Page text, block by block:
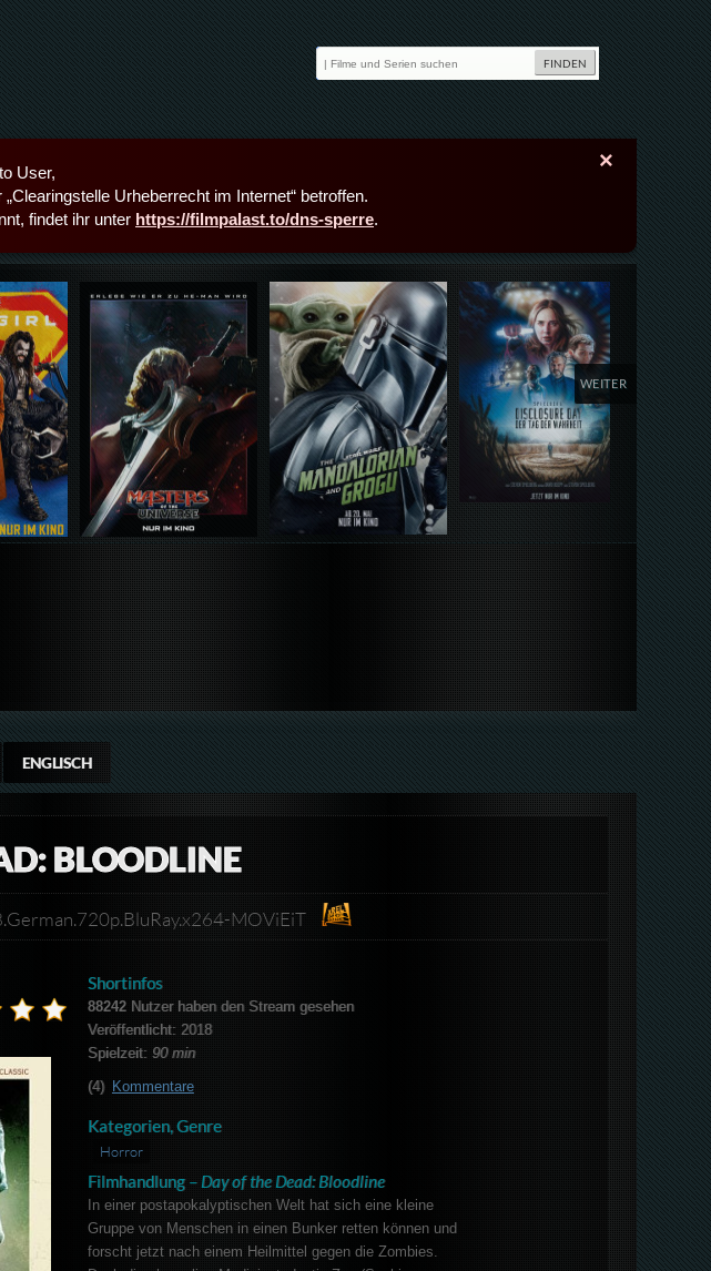
×
User,
Urheberrecht im Internet“ betroffen.
findet ihr unter https://filmpalast.to/dns-sperre.
Details,Play Details,Play Details,Play
WEITER
ENGLISCH
BLOODLINE
MOViEiT
Shortinfos
88242Nutzer haben den Stream gesehen
Veröffentlicht: 2018
Spielzeit: 90 min
(4) Kommentare
Kategorien, Genre
Horror
Filmhandlung – Day of the Dead: Bloodline
In einer postapokalyptischen Welt hat sich eine kleine
Gruppe von Menschen in einen Bunker retten können und
forscht jetzt nach einem Heilmittel gegen die Zombies.